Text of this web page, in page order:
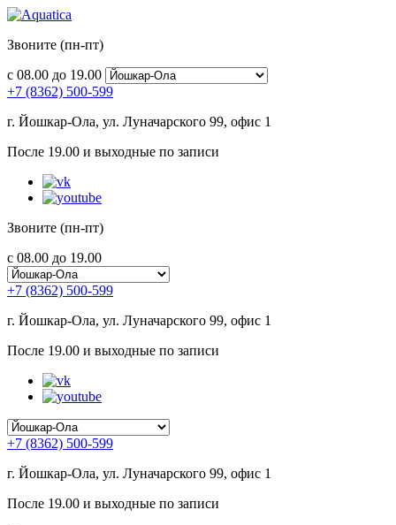
Звоните (пн-пт)
с 08.00 до 19.00
+7 (8362) 500-599
г. Йошкар-Ола, ул. Луначарского 99, офис 1
После 19.00 и выходные по записи
Звоните (пн-пт)
с 08.00 до 19.00
+7 (8362) 500-599
г. Йошкар-Ола, ул. Луначарского 99, офис 1
После 19.00 и выходные по записи
+7 (8362) 500-599
г. Йошкар-Ола, ул. Луначарского 99, офис 1
После 19.00 и выходные по записи